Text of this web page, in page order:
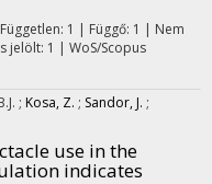
1 | Függő: 1 | Nem
jelölt: 1 | WoS/Scopus
; Kosa, Z. ; Sandor, J. ;
use in the
indicates